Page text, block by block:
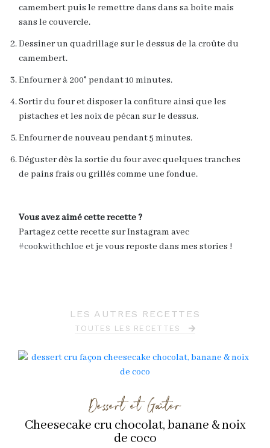
camembert puis le remettre dans dans sa boite mais
sans le couvercle.
Dessiner un quadrillage sur le dessus de la croûte du
camembert.
Enfourner à 200° pendant 10 minutes.
Sortir du four et disposer la confiture ainsi que les
pistaches et les noix de pécan sur le dessus.
Enfourner de nouveau pendant 5 minutes.
Déguster dès la sortie du four avec quelques tranches
de pains frais ou grillés comme une fondue.
Vous avez aimé cette recette ?
Partagez cette recette sur Instagram avec
#cookwithchloe et je vous reposte dans mes stories !
LES AUTRES RECETTES
TOUTES LES RECETTES
Dessert et Goûter
Cheesecake cru chocolat, banane & noix
de coco